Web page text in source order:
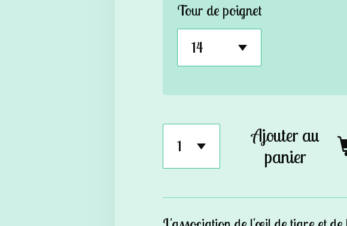
Tour de poignet
Ajouter au
panier